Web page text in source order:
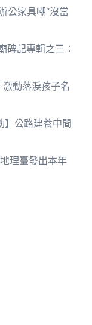
公家具嘲“沒當
碑記專輯之三：
動落淚孩子名
】公路建養中間
理臺發出本年